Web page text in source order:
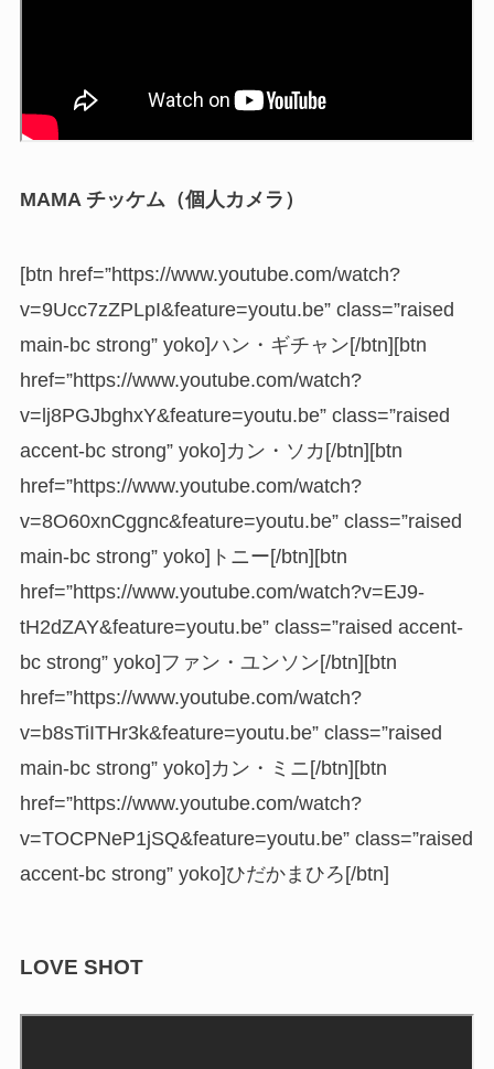
MAMA チッケム（個人カメラ）
[btn href=”https://www.youtube.com/watch?
v=9Ucc7zZPLpI&feature=youtu.be” class=”raised
main-bc strong” yoko]ハン・ギチャン[/btn][btn
href=”https://www.youtube.com/watch?
v=lj8PGJbghxY&feature=youtu.be” class=”raised
accent-bc strong” yoko]カン・ソカ[/btn][btn
href=”https://www.youtube.com/watch?
v=8O60xnCggnc&feature=youtu.be” class=”raised
main-bc strong” yoko]トニー[/btn][btn
href=”https://www.youtube.com/watch?v=EJ9-
tH2dZAY&feature=youtu.be” class=”raised accent-
bc strong” yoko]ファン・ユンソン[/btn][btn
href=”https://www.youtube.com/watch?
v=b8sTiITHr3k&feature=youtu.be” class=”raised
main-bc strong” yoko]カン・ミニ[/btn][btn
href=”https://www.youtube.com/watch?
v=TOCPNeP1jSQ&feature=youtu.be” class=”raised
accent-bc strong” yoko]ひだかまひろ[/btn]
LOVE SHOT